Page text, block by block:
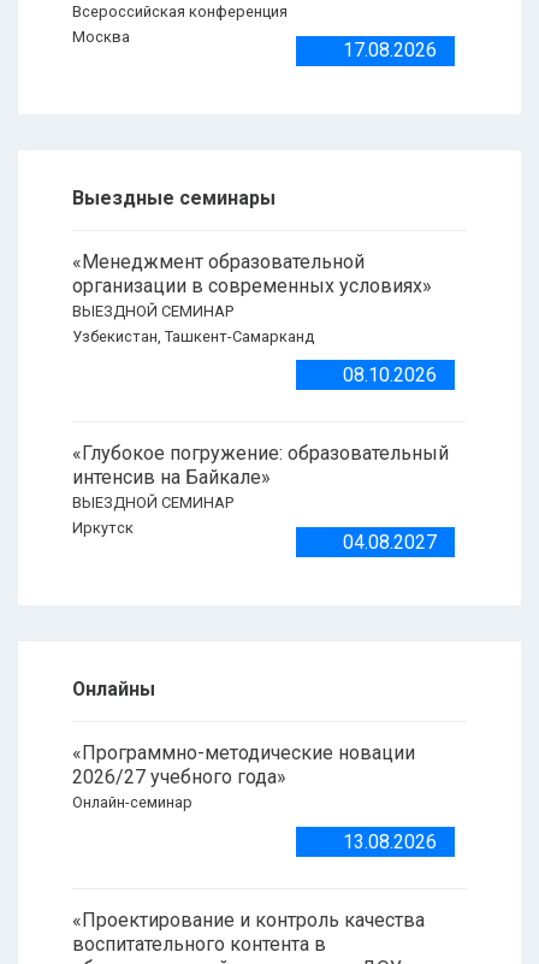
Всероссийская конференция
Москва
17.08.2026
Выездные семинары
«Менеджмент образовательной
организации в современных условиях»
ВЫЕЗДНОЙ СЕМИНАР
Узбекистан, Ташкент-Самарканд
08.10.2026
«Глубокое погружение: образовательный
интенсив на Байкале»
ВЫЕЗДНОЙ СЕМИНАР
Иркутск
04.08.2027
Онлайны
«Программно-методические новации
2026/27 учебного года»
Онлайн-семинар
13.08.2026
«Проектирование и контроль качества
воспитательного контента в